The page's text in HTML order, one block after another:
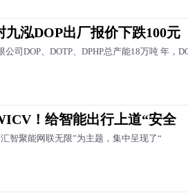
九泓DOP出厂报价下跌100元
司DOP、DOTP、DPHP总产能18万吨 年，
！给智能出行上道“安全
智聚能网联无限”为主题，集中呈现了“